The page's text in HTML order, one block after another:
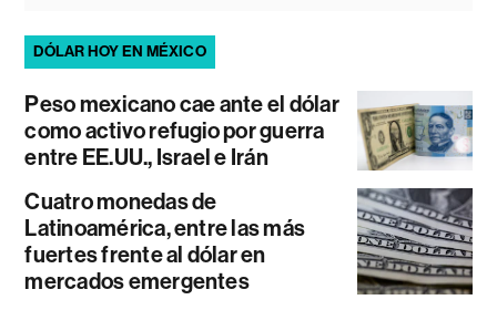
DÓLAR HOY EN MÉXICO
Peso mexicano cae ante el dólar
como activo refugio por guerra
entre EE.UU., Israel e Irán
Cuatro monedas de
Latinoamérica, entre las más
fuertes frente al dólar en
mercados emergentes